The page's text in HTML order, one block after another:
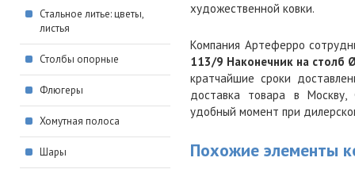
Стальное литье: цветы,
листья
Столбы опорные
Флюгеры
Хомутная полоса
Шары
художественной ковки.
Компания Артеферро
113/9 Наконечник на столб
кратчайшие сроки
доставка товара в
удобный момент при
Похожие элементы